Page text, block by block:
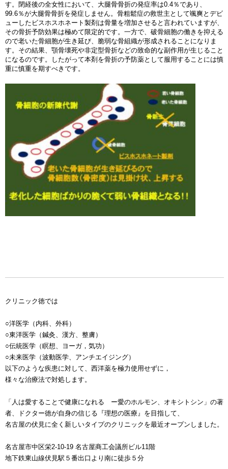
す。閉経後の全女性において、大腿骨骨折の発症率は0.4％であり、
99.6％が大腿骨骨折を発症しません。骨粗鬆症の救世主として颯爽とデビ
ューしたビスホスホネート製剤は骨量を増加させると言われていますが、
その骨折予防効果は極めて限定的です。一方で、破骨細胞の働きを抑える
ので老いた骨細胞が生き延び、脆弱な骨組織が形成されることになりま
す。その結果、顎骨壊死や非定型骨折などの致命的な副作用が生じること
になるのです。したがって本剤を骨折の予防薬として服用することには慎
重に慎重を期すべきです。
クリニック徳では
○洋医学（内科、外科）
○東洋医学（鍼灸、漢方、整膚）
○伝統医学（瞑想、ヨーガ，気功）
○未来医学（波動医学、アンチエイジング）
以下のような疾患に対して、西洋薬を極力使用せずに，
様々な治療法で対処します。
「人は愛することで健康になれる ー愛のホルモン、オキシトシン」の著
者、ドクター徳が自身の信じる『理想の医療』を目指して、
名古屋の伏見に全く新しいタイプのクリニックを最近オープンしました。
名古屋市中区栄2-10-19 名古屋商工会議所ビル11階
地下鉄東山線伏見駅５番出口より南に徒歩５分